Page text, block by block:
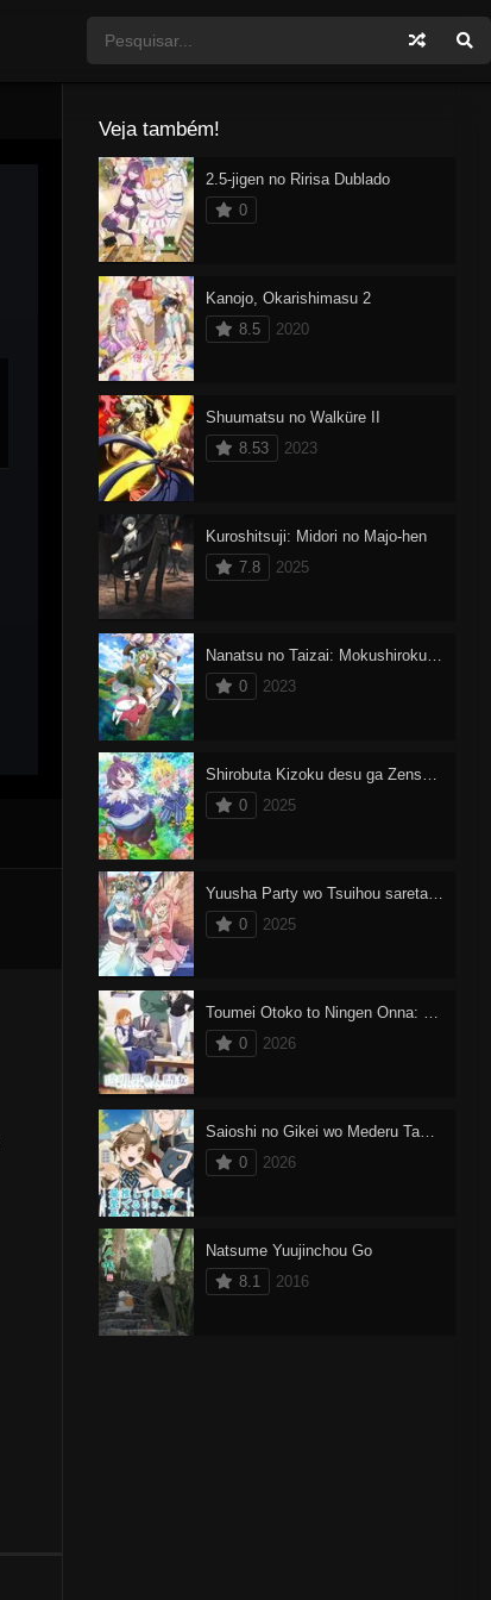
Veja também!
2.5-jigen no Ririsa Dublado
0
Kanojo, Okarishimasu 2
8.5
2020
Shuumatsu no Walküre II
8.53
2023
Kuroshitsuji: Midori no Majo-hen
7.8
2025
Nanatsu no Taizai: Mokushiroku no Yonkishi
0
2023
Shirobuta Kizoku desu ga Zense no Kioku ga Haeta node Hiyoko na Otouto Sodatemasu
0
2025
Yuusha Party wo Tsuihou sareta Shiromadoushi, S-Rank Boukensha ni Hirowareru: Kono Shiromadoushi ga Kikakugai Sugiru
0
2025
Toumei Otoko to Ningen Onna: Sonouchi Fuufu ni Naru Futari
0
2026
Saioshi no Gikei wo Mederu Tame, Nagaiki shimasu!
0
2026
Natsume Yuujinchou Go
8.1
2016